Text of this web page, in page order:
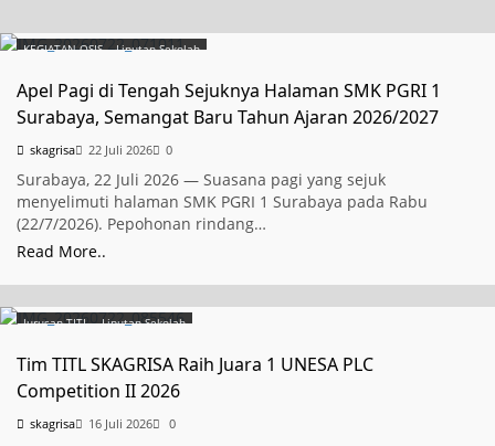
KEGIATAN OSIS Liputan Sekolah
Apel Pagi di Tengah Sejuknya Halaman SMK PGRI 1
Surabaya, Semangat Baru Tahun Ajaran 2026/2027
skagrisa 22 Juli 2026 0
Surabaya, 22 Juli 2026 — Suasana pagi yang sejuk
menyelimuti halaman SMK PGRI 1 Surabaya pada Rabu
(22/7/2026). Pepohonan rindang…
Read More..
Jurusan TITL Liputan Sekolah
Tim TITL SKAGRISA Raih Juara 1 UNESA PLC
Competition II 2026
skagrisa 16 Juli 2026 0